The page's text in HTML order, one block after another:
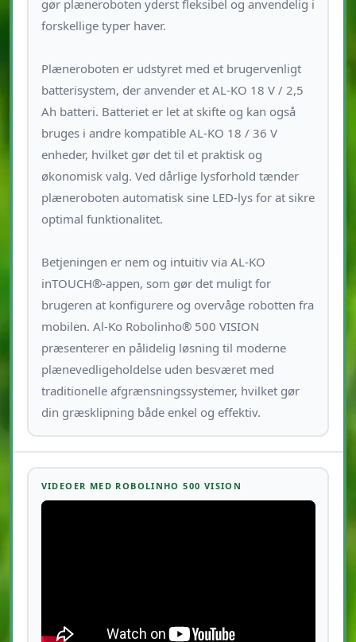
gør plæneroboten yderst fleksibel og anvendelig i
forskellige typer haver.
Plæneroboten er udstyret med et brugervenligt
batterisystem, der anvender et AL-KO 18 V / 2,5
Ah batteri. Batteriet er let at skifte og kan også
bruges i andre kompatible AL-KO 18 / 36 V
enheder, hvilket gør det til et praktisk og
økonomisk valg. Ved dårlige lysforhold tænder
plæneroboten automatisk sine LED-lys for at sikre
optimal funktionalitet.
Betjeningen er nem og intuitiv via AL-KO
inTOUCH®-appen, som gør det muligt for
brugeren at konfigurere og overvåge robotten fra
mobilen. Al-Ko Robolinho® 500 VISION
præsenterer en pålidelig løsning til moderne
plænevedligeholdelse uden besværet med
traditionelle afgrænsningssystemer, hvilket gør
din græsklipning både enkel og effektiv.
VIDEOER MED ROBOLINHO 500 VISION